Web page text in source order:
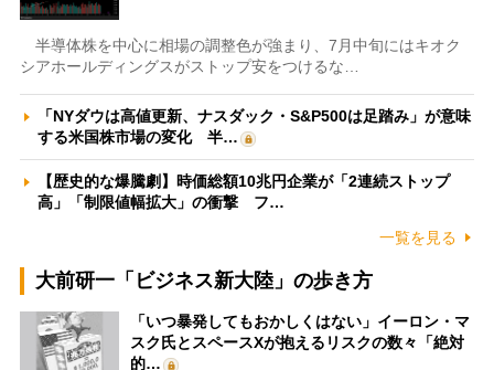
半導体株を中心に相場の調整色が強まり、7月中旬にはキオク
シアホールディングスがストップ安をつけるな…
「NYダウは高値更新、ナスダック・S&P500は足踏み」が意味
する米国株市場の変化 半…
【歴史的な爆騰劇】時価総額10兆円企業が「2連続ストップ
高」「制限値幅拡大」の衝撃 フ…
一覧を見る
大前研一「ビジネス新大陸」の歩き方
「いつ暴発してもおかしくはない」イーロン・マ
スク氏とスペースXが抱えるリスクの数々「絶対
的…